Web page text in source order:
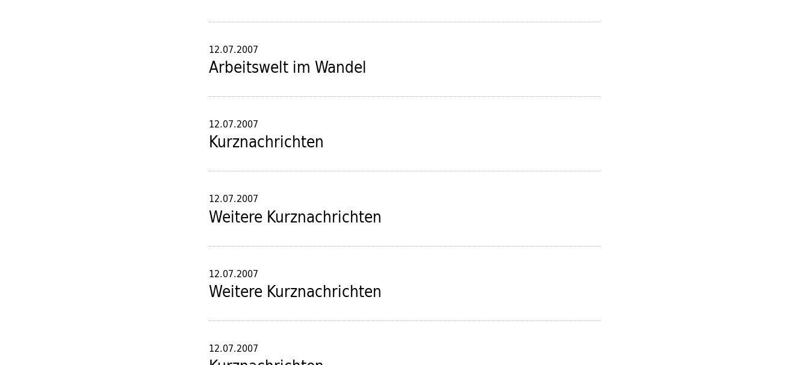
12.07.2007
Arbeitswelt im Wandel
12.07.2007
Kurznachrichten
12.07.2007
Weitere Kurznachrichten
12.07.2007
Weitere Kurznachrichten
12.07.2007